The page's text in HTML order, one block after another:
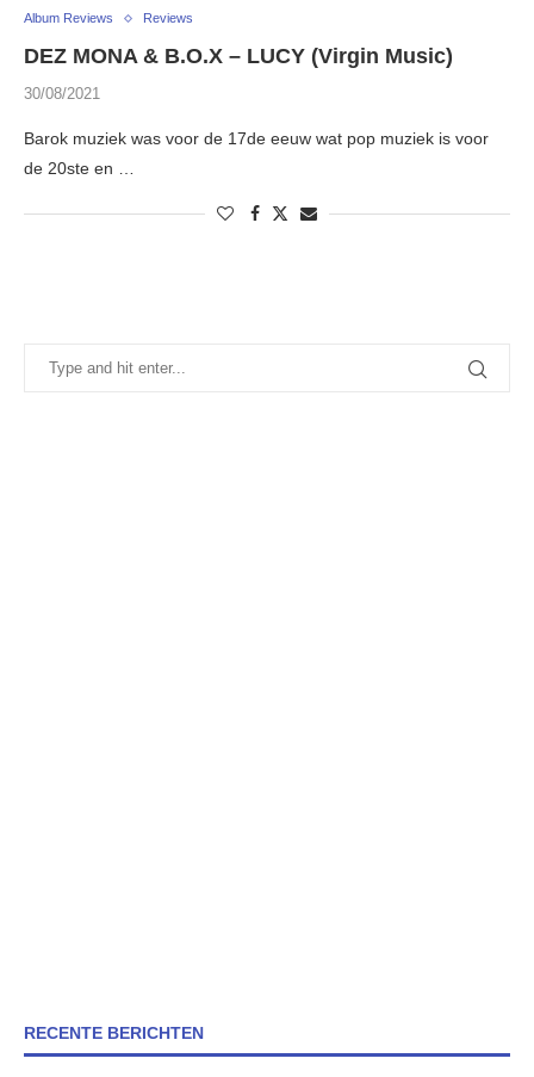
Album Reviews Reviews
DEZ MONA & B.O.X – LUCY (Virgin Music)
30/08/2021
Barok muziek was voor de 17de eeuw wat pop muziek is voor
de 20ste en …
RECENTE BERICHTEN